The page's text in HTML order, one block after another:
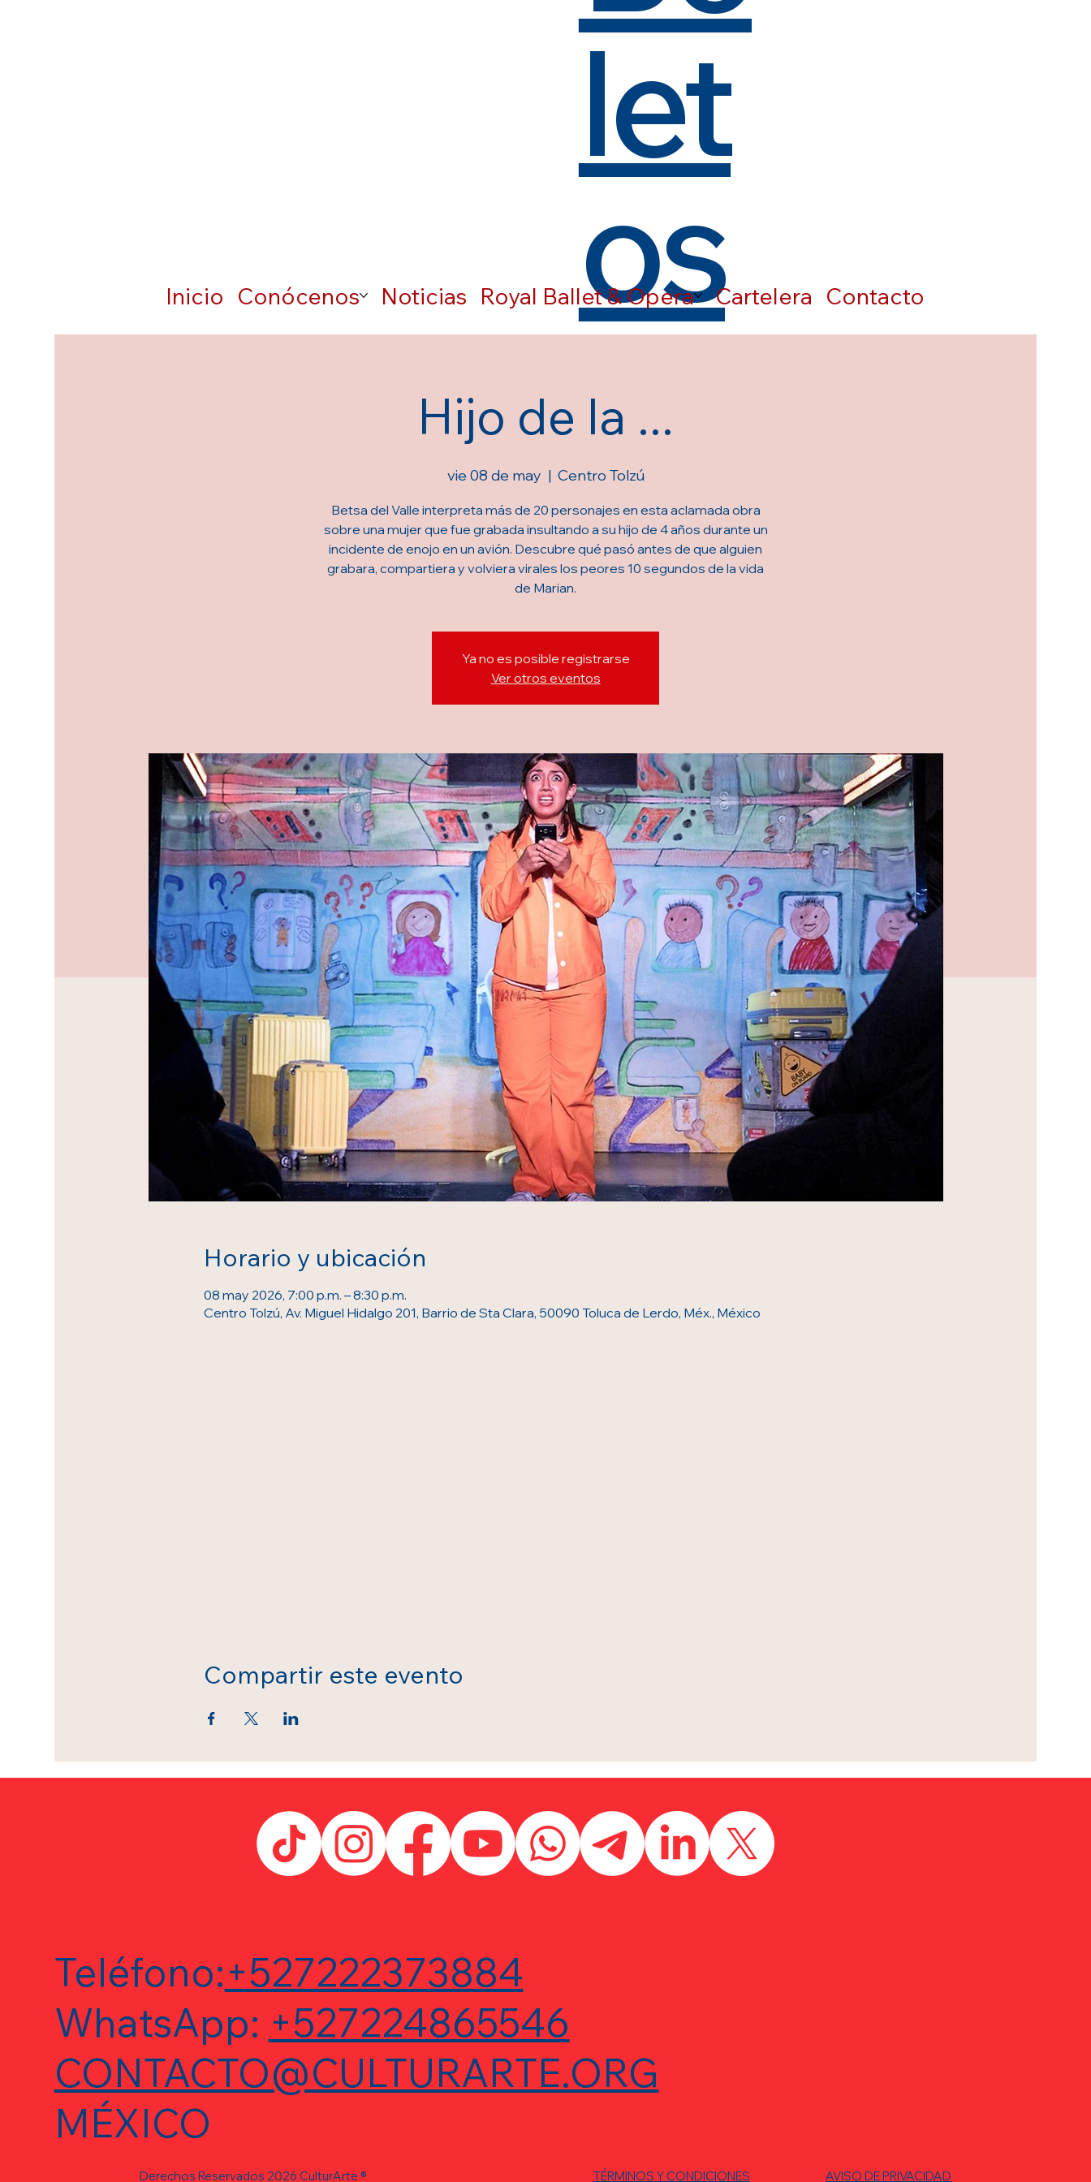
let
os
Inicio Conócenos Noticias Royal Ballet & Opera Cartelera Contacto
Hijo de la ...
vie 08 de may
  |
Centro Tolzú
Betsa del Valle interpreta más de 20 personajes en esta aclamada obra
sobre una mujer que fue grabada insultando a su hijo de 4 años durante un
incidente de enojo en un avión. Descubre qué pasó antes de que alguien
grabara, compartiera y volviera virales los peores 10 segundos de la vida
de Marian.
Ya no es posible registrarse
Ver otros eventos
Horario y ubicación
08 may 2026, 7:00 p.m. – 8:30 p.m.
Centro Tolzú, Av. Miguel Hidalgo 201, Barrio de Sta Clara, 50090 Toluca de Lerdo, Méx., México
Compartir este evento
Teléfono:+527222373884
WhatsApp: +527224865546
CONTACTO@CULTURARTE.ORG
MÉXICO
Derechos Reservados 2026 CulturArte ® TÉRMINOS Y CONDICIONES AVISO DE PRIVACIDAD